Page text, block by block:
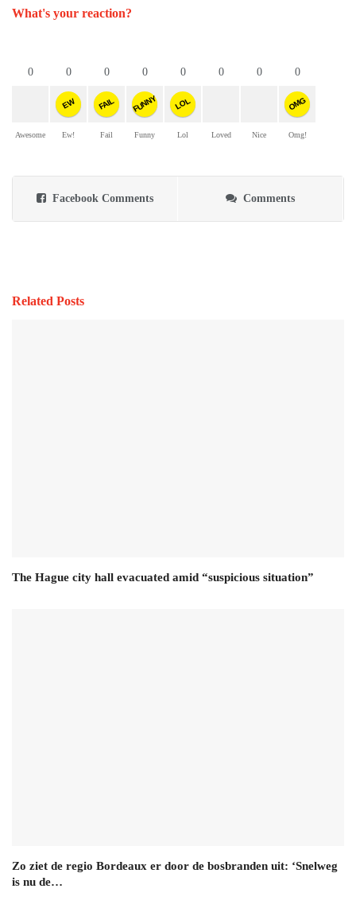
What's your reaction?
0
Awesome
0
EW
Ew!
0
FAIL
Fail
0
FUNNY
Funny
0
LOL
Lol
0
Loved
0
Nice
0
OMG
Omg!
Facebook Comments Comments
Related Posts
The Hague city hall evacuated amid “suspicious situation”
Zo ziet de regio Bordeaux er door de bosbranden uit: ‘Snelweg
is nu de…